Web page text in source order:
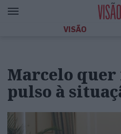
VISÃO
Marcelo
pulso à